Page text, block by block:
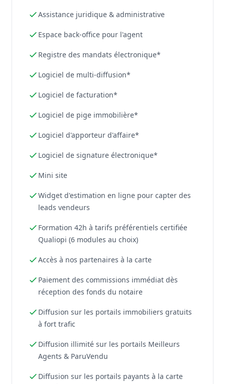
Assistance juridique & administrative
Espace back-office pour l'agent
Registre des mandats électronique*
Logiciel de multi-diffusion*
Logiciel de facturation*
Logiciel de pige immobilière*
Logiciel d'apporteur d'affaire*
Logiciel de signature électronique*
Mini site
Widget d'estimation en ligne pour capter des
leads vendeurs
Formation 42h à tarifs préférentiels certifiée
Qualiopi (6 modules au choix)
Accès à nos partenaires à la carte
Paiement des commissions immédiat dès
réception des fonds du notaire
Diffusion sur les portails immobiliers gratuits
à fort trafic
Diffusion illimité sur les portails Meilleurs
Agents & ParuVendu
Diffusion sur les portails payants à la carte